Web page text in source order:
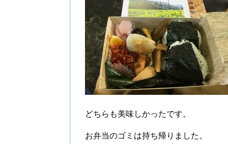
どちらも美味しかったです。
お弁当のゴミは持ち帰りました。